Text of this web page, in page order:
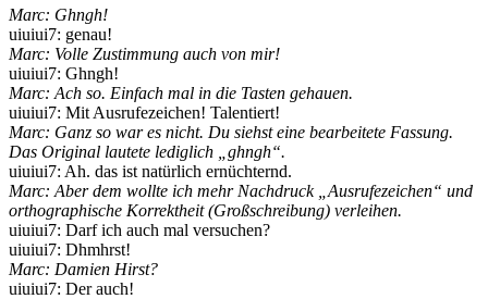
Marc: Ghngh!
uiuiui7: genau!
Marc: Volle Zustimmung auch von mir!
uiuiui7: Ghngh!
Marc: Ach so. Einfach mal in die Tasten gehauen.
uiuiui7: Mit Ausrufezeichen! Talentiert!
Marc: Ganz so war es nicht. Du siehst eine bearbeitete Fassung.
Das Original lautete lediglich „ghngh“.
uiuiui7: Ah. das ist natürlich ernüchternd.
Marc: Aber dem wollte ich mehr Nachdruck „Ausrufezeichen“ und
orthographische Korrektheit (Großschreibung) verleihen.
uiuiui7: Darf ich auch mal versuchen?
uiuiui7: Dhmhrst!
Marc: Damien Hirst?
uiuiui7: Der auch!